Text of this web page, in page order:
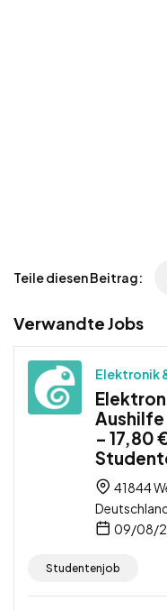
Teile diesen Beitrag:
Verwandte Jobs
Elektronik
– 17,80
41844
09/08/
Studentenjob